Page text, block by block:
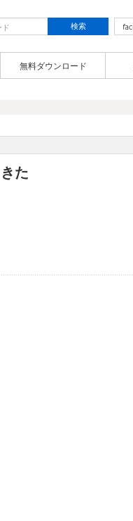
無料ダウンロード
た